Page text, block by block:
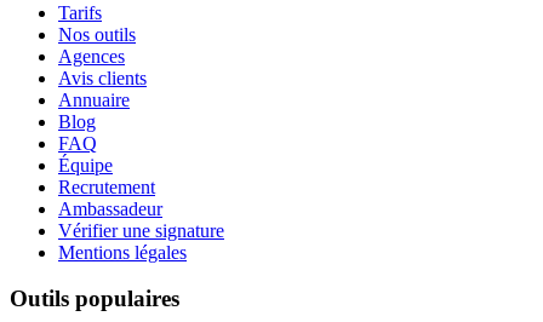
Tarifs
Nos outils
Agences
Avis clients
Annuaire
Blog
FAQ
Équipe
Recrutement
Ambassadeur
Vérifier une signature
Mentions légales
Outils populaires